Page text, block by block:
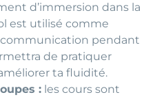
d’immersion dans la
est utilisé comme
pendant
de pratiquer
ta fluidité.
: les cours sont